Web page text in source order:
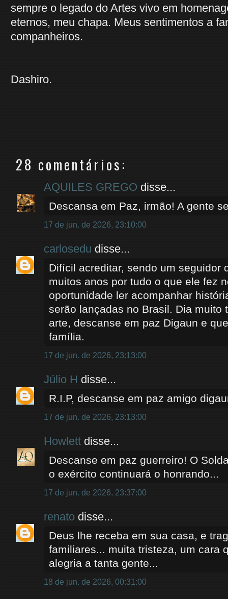
sempre o legado do Artes vivo em
eternos, meu chapa. Meus sentimentos a
companheiros.
Dashiro.
28 comentários:
AQUILES GREGO disse...
Descansa em Paz, irmão! A gente
17 de jun. de 2026, 23:10:00
carlosedu disse...
Difícil acreditar, sendo um seguidor
muitos anos por tudo o que ele fez
oportunidade ler acompanhar
serão lançadas no Brasil. Dia muito
arte, descanse em paz Digaun e
família.
17 de jun. de 2026, 23:13:00
Júlio H disse...
R.I.P, descanse em paz amigo
17 de jun. de 2026, 23:13:00
Howlett disse...
Descanse em paz guerreiro! O
o exército continuará o honrando...
17 de jun. de 2026, 23:37:00
renato disse...
Deus lhe receba em sua casa, e
familiares... muita tristeza, um cara
alegria a tanta gente...
18 de jun. de 2026, 00:31:00